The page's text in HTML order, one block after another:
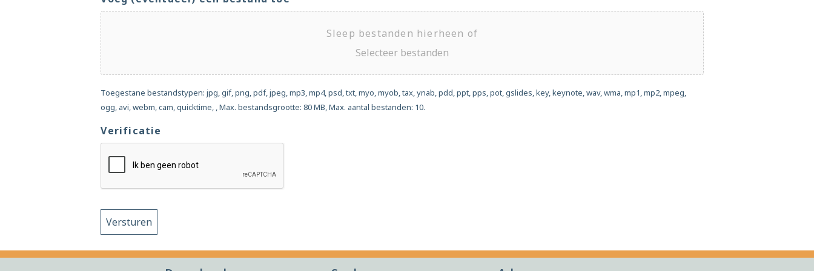
Sleep bestanden hierheen of
Selecteer bestanden
Toegestane bestandstypen: jpg, gif, png, pdf, jpeg, mp3, mp4, psd, txt, myo, myob, tax, ynab, pdd, ppt, pps, pot, gslides, key, keynote, wav, wma, mp1, mp2, mpeg,
ogg, avi, webm, cam, quicktime, , Max. bestandsgrootte: 80 MB, Max. aantal bestanden: 10.
Verificatie